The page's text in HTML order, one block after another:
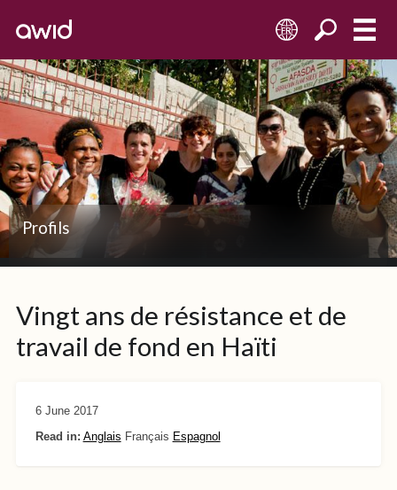
FR
AFASDA
Right
Right
Profils
Vingt ans de résistance et de
travail de fond en Haïti
6 June 2017
Read in: Anglais Français Espagnol